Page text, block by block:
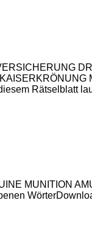
Rätselblatt
MUNITION